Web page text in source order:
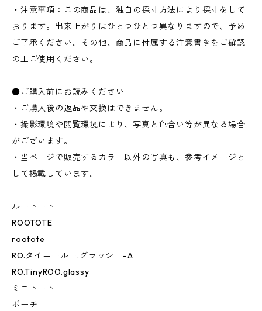
・注意事項：この商品は、独自の採寸方法により採寸をして
おります。出来上がりはひとつひとつ異なりますので、予め
ご了承ください。その他、商品に付属する注意書きをご確認
の上ご使用ください。
●ご購入前にお読みください
・ご購入後の返品や交換はできません。
・撮影環境や閲覧環境により、写真と色合い等が異なる場合
がございます。
・当ページで販売するカラー以外の写真も、参考イメージと
して掲載しています。
ルートート
ROOTOTE
rootote
RO.タイニールー.グラッシー-A
RO.TinyROO.glassy
ミニトート
ポーチ